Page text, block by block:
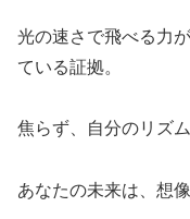
光の速さで飛べる力
ている証拠。
焦らず、自分のリズム
あなたの未来は、想